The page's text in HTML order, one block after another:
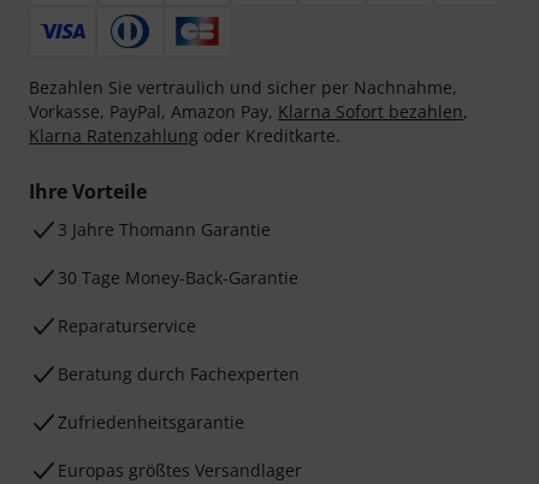
Bezahlen Sie vertraulich und sicher per Nachnahme,
Vorkasse, PayPal, Amazon Pay, Klarna Sofort bezahlen,
Klarna Ratenzahlung oder Kreditkarte.
Ihre Vorteile
3 Jahre Thomann Garantie
30 Tage Money-Back-Garantie
Reparaturservice
Beratung durch Fachexperten
Zufriedenheitsgarantie
Europas größtes Versandlager